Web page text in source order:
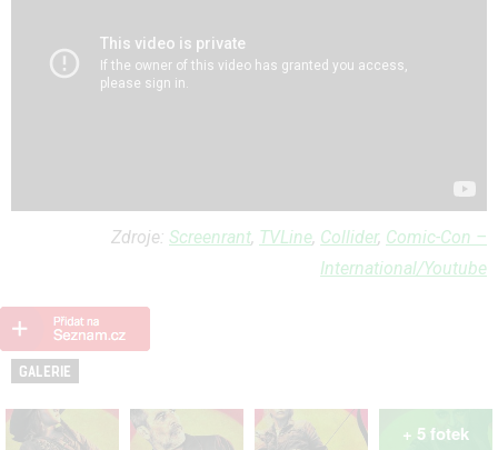
Zdroje: Screenrant, TVLine, Collider, Comic-Con –
International/Youtube
GALERIE
+ 5 fotek